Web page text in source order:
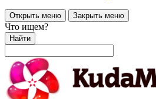
Открыть меню Закрыть меню
Что ищем?
Найти